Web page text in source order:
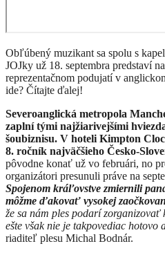
Obľúbený muzikant sa spolu s
JOJky už 18. septembra predstaví
reprezentačnom podujatí v
ide? Čítajte ďalej!
Severoanglická metropola
zaplní tými najžiarivejšími
šoubiznisu. V hoteli Kimpton
8. ročník najväčšieho Česko-
pôvodne konať už vo februári, no
organizátori presunuli práve na
Spojenom kráľovstve zmiernili
môžme ďakovať vysokej
že sa nám ples podarí zorganizovať
ešte však nie je takpovediac hotovo
riaditeľ plesu Michal Bodnár.